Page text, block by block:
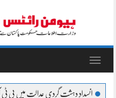
Toggle
دہشت گردی عدالت میں پی ٹی آئی